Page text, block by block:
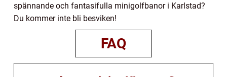
spännande och fantasifulla minigolfbanor i Karlstad?
Du kommer inte bli besviken!
FAQ